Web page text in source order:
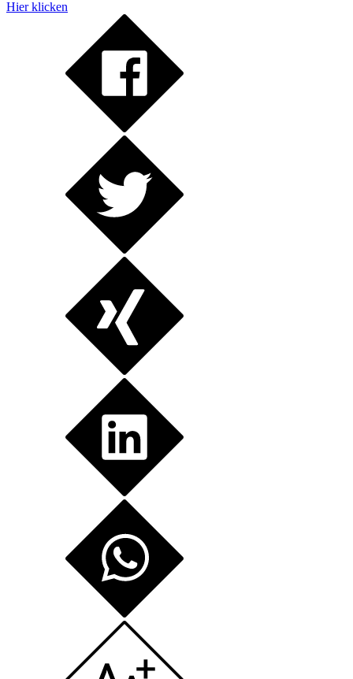
Hier klicken